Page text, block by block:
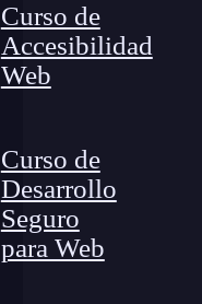
Curso de
Accesibilidad
Web
Curso de
Desarrollo
Seguro
para Web